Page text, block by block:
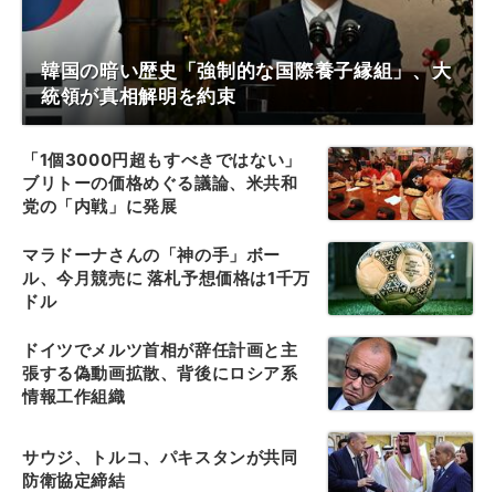
韓国の暗い歴史「強制的な国際養子縁組」、大
統領が真相解明を約束
「1個3000円超もすべきではない」
ブリトーの価格めぐる議論、米共和
党の「内戦」に発展
マラドーナさんの「神の手」ボー
ル、今月競売に 落札予想価格は1千万
ドル
ドイツでメルツ首相が辞任計画と主
張する偽動画拡散、背後にロシア系
情報工作組織
サウジ、トルコ、パキスタンが共同
防衛協定締結